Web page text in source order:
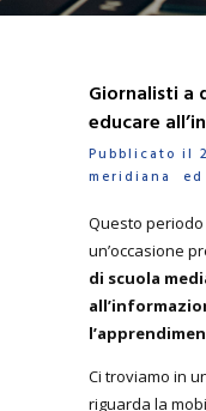
Giornalisti a
educare
Pubblicato il
meridiana
ed
Questo
un’occasione
di scuola
Ci troviamo in
riguarda la